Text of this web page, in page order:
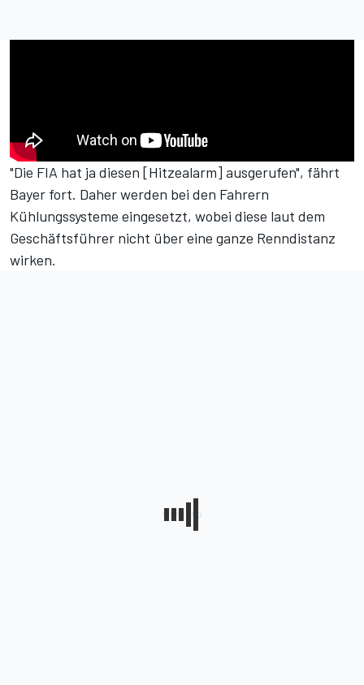
"Die FIA hat ja diesen [Hitzealarm] ausgerufen", fährt
Bayer fort. Daher werden bei den Fahrern
Kühlungssysteme eingesetzt, wobei diese laut dem
Geschäftsführer nicht über eine ganze Renndistanz
wirken.